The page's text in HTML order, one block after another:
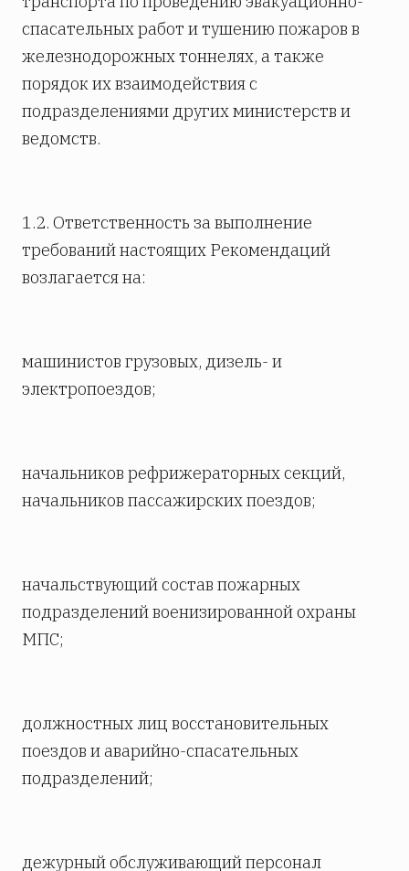
спасательных работ и тушению пожаров в
железнодорожных тоннелях, а также
порядок их взаимодействия с
подразделениями других министерств и
ведомств.
1.2. Ответственность за выполнение
требований настоящих Рекомендаций
возлагается на:
машинистов грузовых, дизель- и
электропоездов;
начальников рефрижераторных секций,
начальников пассажирских поездов;
начальствующий состав пожарных
подразделений военизированной охраны
МПС;
должностных лиц восстановительных
поездов и аварийно-спасательных
подразделений;
дежурный обслуживающий персонал